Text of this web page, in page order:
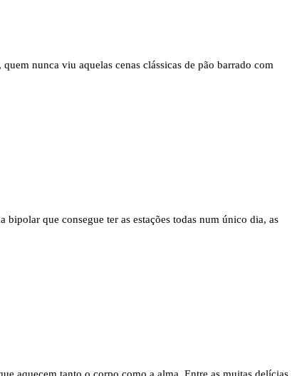
nunca viu aquelas cenas clássicas de pão barrado com
que consegue ter as estações todas num único dia, as